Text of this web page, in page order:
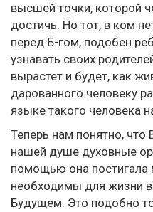
высшей точки, которой
достичь. Но тот, в ком
перед Б-гом, подобен
узнавать своих
вырастет и будет, как
дарованного человеку
языке такого человека
Теперь нам понятно,
нашей душе духовные
помощью она постигала
необходимы для жизни
Будущем. Это подобно